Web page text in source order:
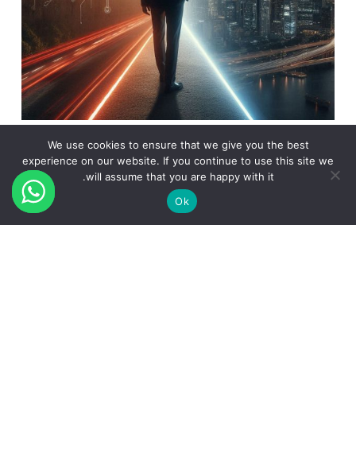
We use cookies to ensure that we give you the best
experience on our website. If you continue to use this site we
will assume that you are happy with it.
Ok